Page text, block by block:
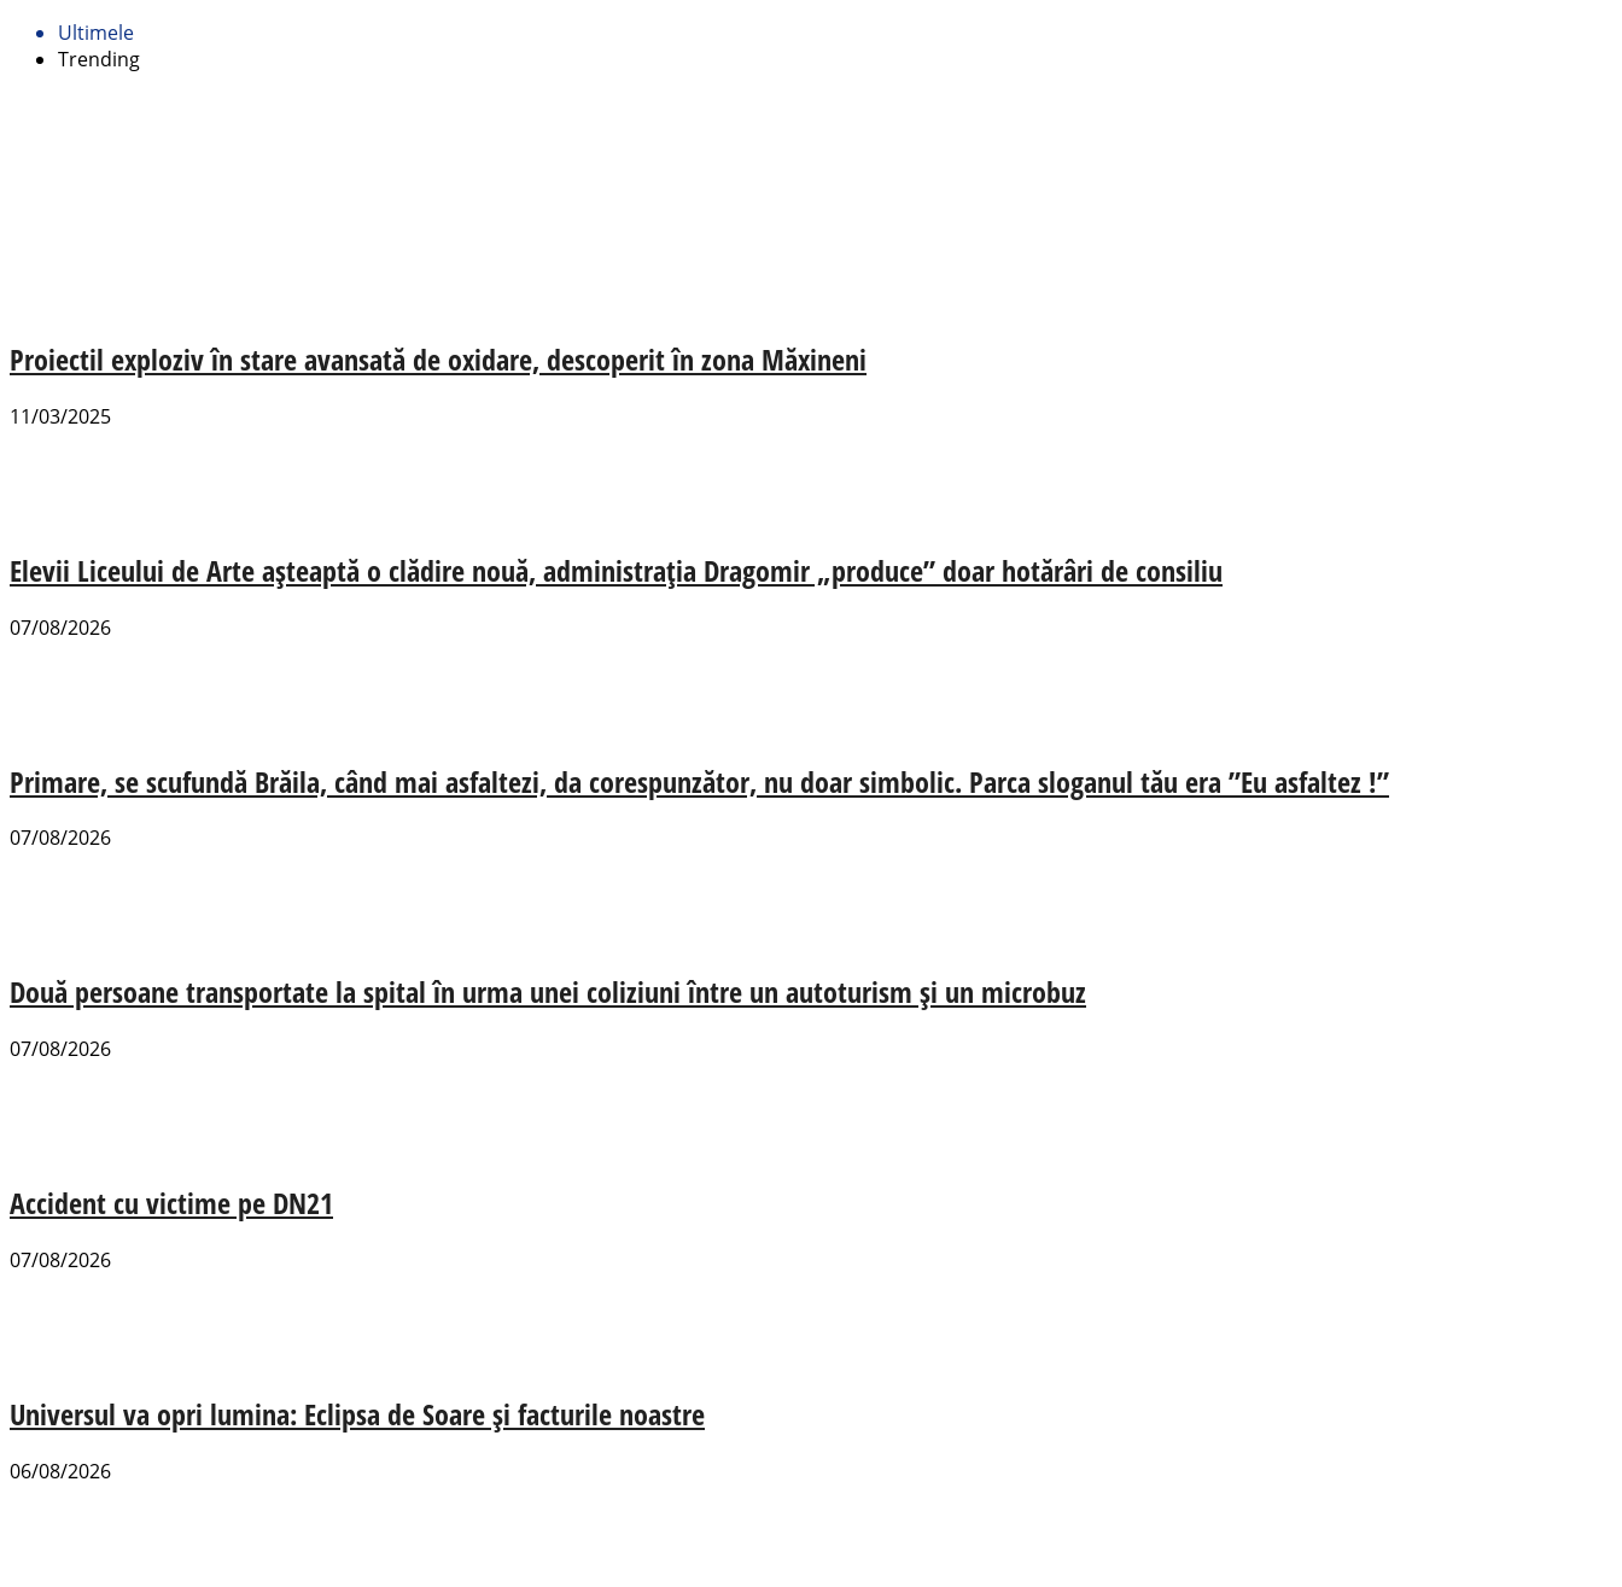
Ultimele
Trending
Proiectil exploziv în stare avansată de oxidare, descoperit în zona Măxineni
11/03/2025
Elevii Liceului de Arte așteaptă o clădire nouă, administrația Dragomir „produce” doar hotărâri de consiliu
07/08/2026
Primare, se scufundă Brăila, când mai asfaltezi, da corespunzător, nu doar simbolic. Parca sloganul tău era ”Eu asfaltez !”
07/08/2026
Două persoane transportate la spital în urma unei coliziuni între un autoturism și un microbuz
07/08/2026
Accident cu victime pe DN21
07/08/2026
Universul va opri lumina: Eclipsa de Soare și facturile noastre
06/08/2026